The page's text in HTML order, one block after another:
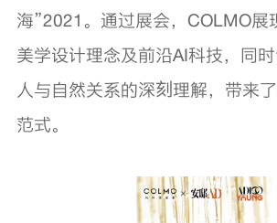
海”2021。通过展会，COLMO展
美学设计理念及前沿AI科技，同
人与自然关系的深刻理解，带来
范式。